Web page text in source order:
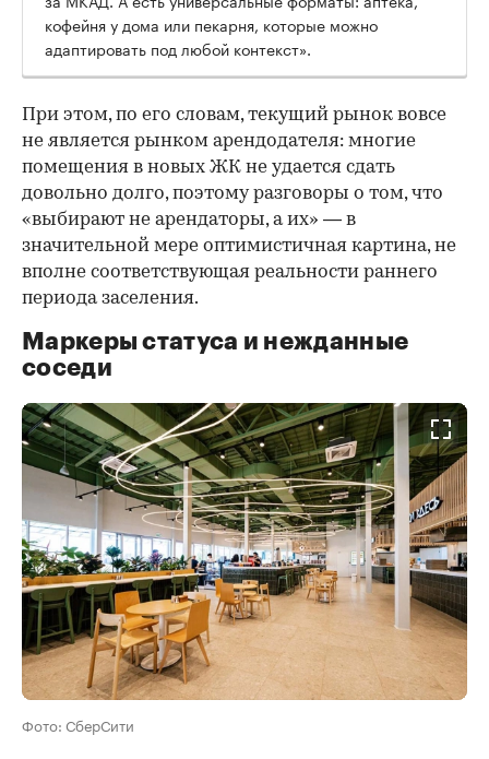
кофейня у дома или пекарня, которые можно
адаптировать под любой контекст».
При этом, по его словам, текущий рынок вовсе
не является рынком арендодателя: многие
помещения в новых ЖК не удается сдать
довольно долго, поэтому разговоры о том, что
«выбирают не арендаторы, а их» — в
значительной мере оптимистичная картина, не
вполне соответствующая реальности раннего
периода заселения.
Маркеры статуса и нежданные
соседи
Фото: СберСити